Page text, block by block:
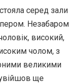
серед зали
Незабаром
високий,
чолом, з
великими
ще